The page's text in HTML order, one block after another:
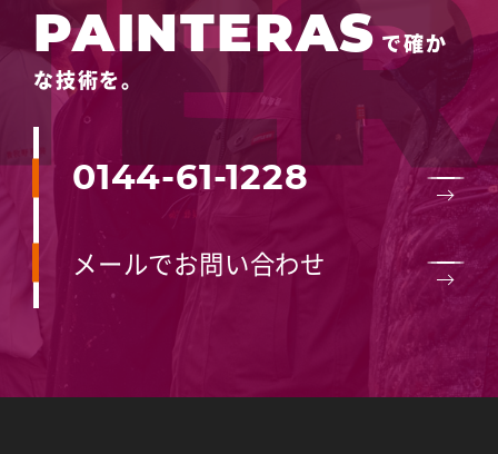
PAINTERAS で確か
な技術を。
0144-61-1228
メールでお問い合わせ